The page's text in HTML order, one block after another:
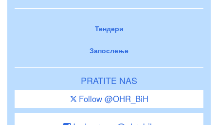
Тендери
Запослење
PRATITE NAS
Follow @OHR_BiH